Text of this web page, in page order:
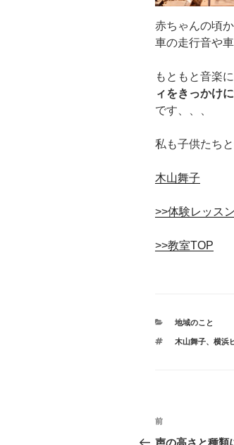
赤ちゃんの頃
車の走行音や
もともと音楽
ィをきっかけ
です、、、
私も子供たち
木山舞子
>>体験レッス
>>教室TOP
カ
ゴ
地域のこと
タ
木山舞子、 横浜
投
前
の
前
声の高さと種類